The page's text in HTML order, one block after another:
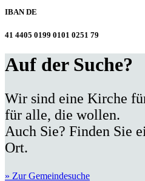
IBAN DE
41 4405 0199 0101 0251 79
Auf der Suche?
Wir sind eine Kirche
für alle, die wollen.
Auch Sie? Finden Sie
Ort.
» Zur Gemeindesuche